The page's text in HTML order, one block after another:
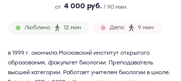
от 4 000 руб. / 90 мин.
Люблино 12 мин Депо 9 мин
в 1999 г. окончила Московский институт открытого
образования, факультет биологии. Преподаватель
высшей категории. Работает учителем биологии в школе.